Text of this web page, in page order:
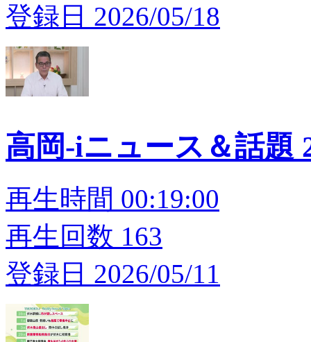
登録日 2026/05/18
高岡-iニュース＆話題
再生時間 00:19:00
再生回数 163
登録日 2026/05/11